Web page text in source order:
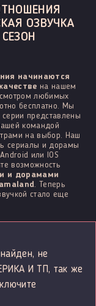
ОЗВУЧКА
начинаются
на нашем
любимых
бесплатно. Мы
представлены
командой
на выбор. Наш
сериалы и дорамы
или IOS
возможность
и дорамами
. Теперь
стало еще
не
И ТП, так же